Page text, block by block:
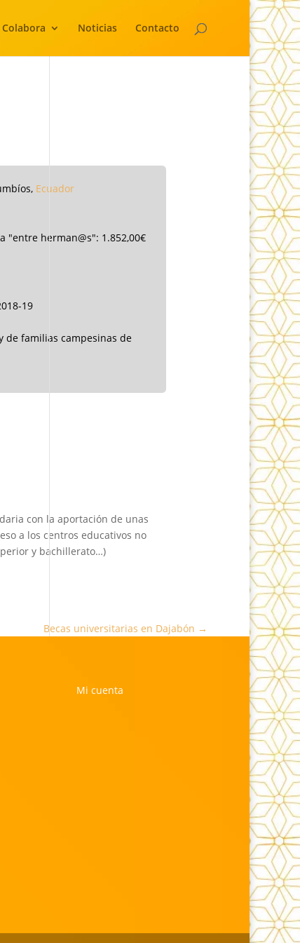
Colabora Noticias Contacto
Ecuador
"entre herman@s": 1.852,00€
19
de familias campesinas de
con la aportación de unas
a los centros educativos no
y bachillerato…)
Becas universitarias en Dajabón →
Mi cuenta